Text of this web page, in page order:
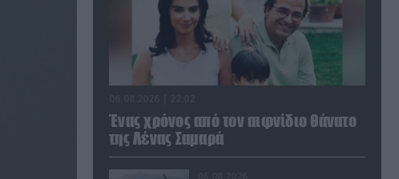
Ένας χρόνος από τον αιφνίδιο θάνατο
της Λένας Σαμαρά